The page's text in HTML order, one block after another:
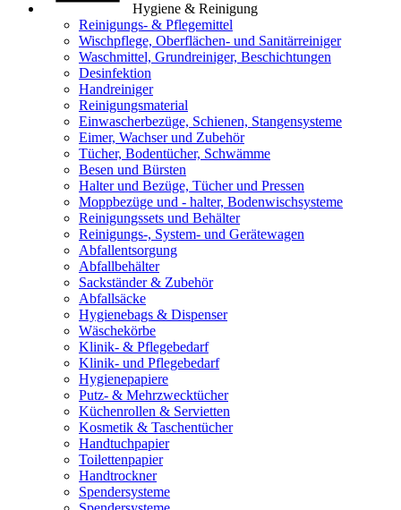
Hygiene & Reinigung
Reinigungs- & Pflegemittel
Wischpflege, Oberflächen- und Sanitärreiniger
Waschmittel, Grundreiniger, Beschichtungen
Desinfektion
Handreiniger
Reinigungsmaterial
Einwascherbezüge, Schienen, Stangensysteme
Eimer, Wachser und Zubehör
Tücher, Bodentücher, Schwämme
Besen und Bürsten
Halter und Bezüge, Tücher und Pressen
Moppbezüge und - halter, Bodenwischsysteme
Reinigungssets und Behälter
Reinigungs-, System- und Gerätewagen
Abfallentsorgung
Abfallbehälter
Sackständer & Zubehör
Abfallsäcke
Hygienebags & Dispenser
Wäschekörbe
Klinik- & Pflegebedarf
Klinik- und Pflegebedarf
Hygienepapiere
Putz- & Mehrzwecktücher
Küchenrollen & Servietten
Kosmetik & Taschentücher
Handtuchpapier
Toilettenpapier
Handtrockner
Spendersysteme